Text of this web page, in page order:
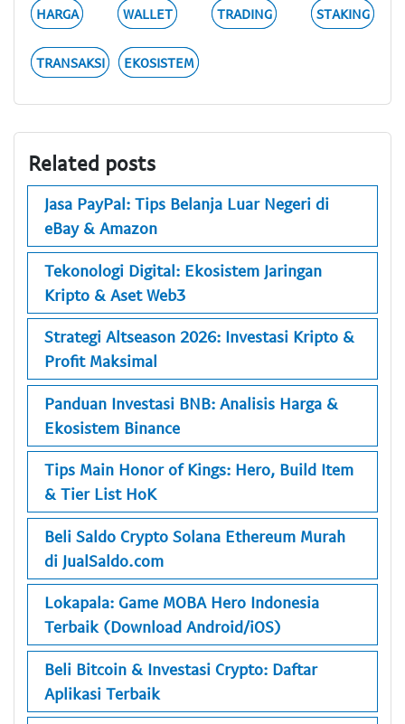
HARGA WALLET TRADING STAKING
TRANSAKSI EKOSISTEM
Related posts
Jasa PayPal: Tips Belanja Luar Negeri di
eBay & Amazon
Tekonologi Digital: Ekosistem Jaringan
Kripto & Aset Web3
Strategi Altseason 2026: Investasi Kripto &
Profit Maksimal
Panduan Investasi BNB: Analisis Harga &
Ekosistem Binance
Tips Main Honor of Kings: Hero, Build Item
& Tier List HoK
Beli Saldo Crypto Solana Ethereum Murah
di JualSaldo.com
Lokapala: Game MOBA Hero Indonesia
Terbaik (Download Android/iOS)
Beli Bitcoin & Investasi Crypto: Daftar
Aplikasi Terbaik